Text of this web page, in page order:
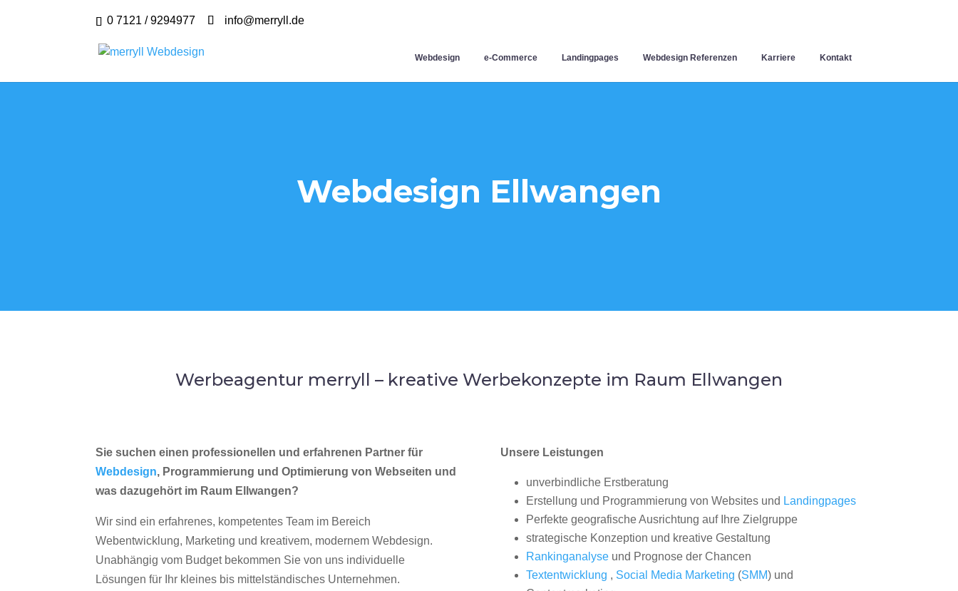
0 7121 / 9294977 info@merryll.de
Webdesign e-Commerce Landingpages Webdesign Referenzen Karriere Kontakt
Webdesign Ellwangen
Werbeagentur merryll – kreative Werbekonzepte im Raum Ellwangen
Sie suchen einen professionellen und erfahrenen Partner für
Webdesign, Programmierung und Optimierung von Webseiten und
was dazugehört im Raum Ellwangen?
Wir sind ein erfahrenes, kompetentes Team im Bereich
Webentwicklung, Marketing und kreativem, modernem Webdesign.
Unabhängig vom Budget bekommen Sie von uns individuelle
Lösungen für Ihr kleines bis mittelständisches Unternehmen.
Unsere Leistungen
unverbindliche Erstberatung
Erstellung und Programmierung von Websites und Landingpages
Perfekte geografische Ausrichtung auf Ihre Zielgruppe
strategische Konzeption und kreative Gestaltung
Rankinganalyseund Prognose der Chancen
Textentwicklung , Social Media Marketing (SMM) und